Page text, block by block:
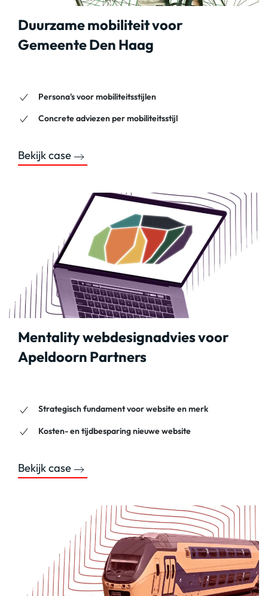
Duurzame mobiliteit voor
Gemeente Den Haag
Persona's voor mobiliteitsstijlen
Concrete adviezen per mobiliteitsstijl
Bekijk case
Mentality webdesignadvies voor
Apeldoorn Partners
Strategisch fundament voor website en merk
Kosten- en tijdbesparing nieuwe website
Bekijk case